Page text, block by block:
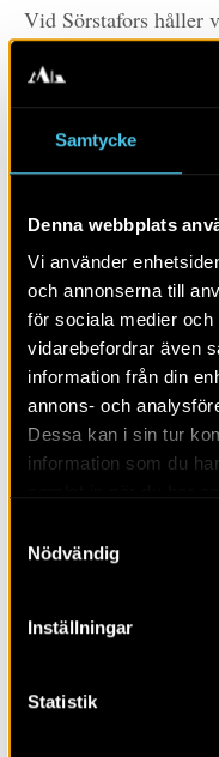
Samtycke
Denna webbplats
Vi använder
och annonserna till
för sociala medier
vidarebefordrar även
information från din
annons- och
Dessa kan i sin tur
information som du
Nödvändig
Inställningar
Statistik
Vid Sörstafors håller
undersökning av två
förundersökningen
till både förromersk/
(550 e. Kr.–1050 e.
dagsläget vara klart
Längs med
medan den yngre
närmare järnvägen.
härdar (eldstäder)
en gång utgjort själva
berget i Eriksberg
Sörstafors.
Kanske är det så, att
begravda i Eriksberg?
ALLA INLÄGG I LIV OCH